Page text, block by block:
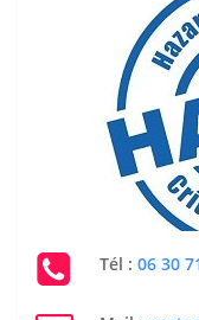
Tél : 06 30